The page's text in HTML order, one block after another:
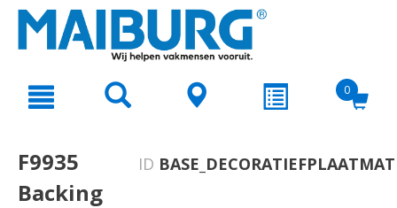
text.skipToNavigation
0
F9935
Backing
ID